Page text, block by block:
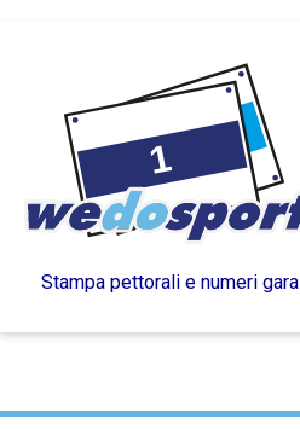
Stampa pettorali e numeri gara